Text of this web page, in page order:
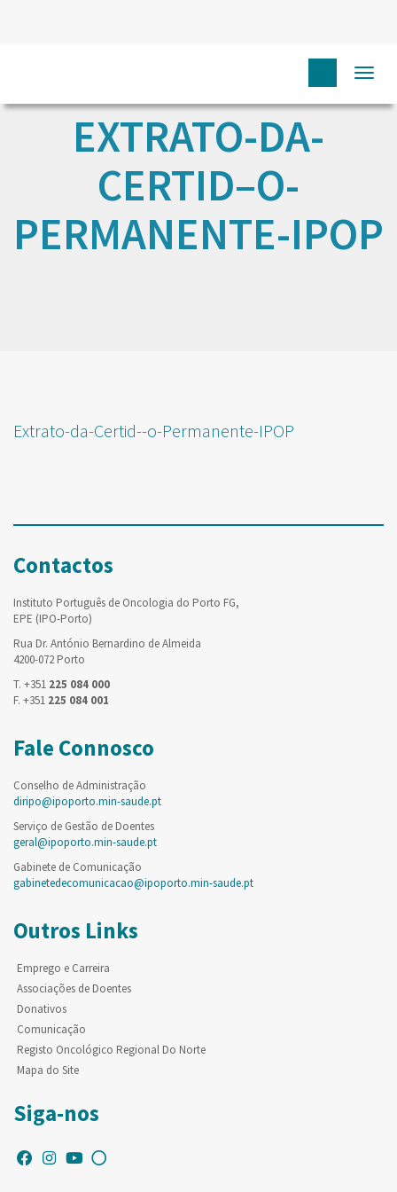
EXTRATO-DA-
CERTID–O-
PERMANENTE-IPOP
Extrato-da-Certid--o-Permanente-IPOP
Contactos
Instituto Português de Oncologia do Porto FG,
EPE (IPO-Porto)
Rua Dr. António Bernardino de Almeida
4200-072 Porto
T. +351 225 084 000
F. +351 225 084 001
Fale Connosco
Conselho de Administração
diripo@ipoporto.min-saude.pt
Serviço de Gestão de Doentes
geral@ipoporto.min-saude.pt
Gabinete de Comunicação
gabinetedecomunicacao@ipoporto.min-saude.pt
Outros Links
Emprego e Carreira
Associações de Doentes
Donativos
Comunicação
Registo Oncológico Regional Do Norte
Mapa do Site
Siga-nos